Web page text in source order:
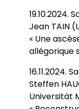
19.10.2024.
Jean TAIN
« Une
allégorique
16.11.2024.
Steffen
Universität